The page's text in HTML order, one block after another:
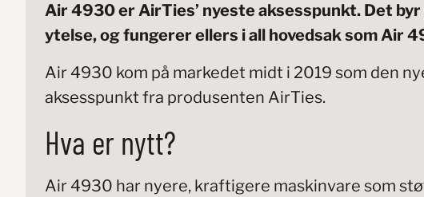
Air 4930 er AirTies’ nyeste aksesspunkt. Det
ytelse, og fungerer ellers i all hovedsak som Air
Air 4930 kom på markedet midt i 2019 som den
aksesspunkt fra produsenten AirTies.
Hva er nytt?
Air 4930 har nyere, kraftigere maskinvare som